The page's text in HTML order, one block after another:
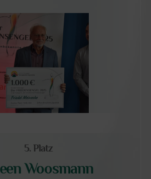
5. Platz
Woosmann